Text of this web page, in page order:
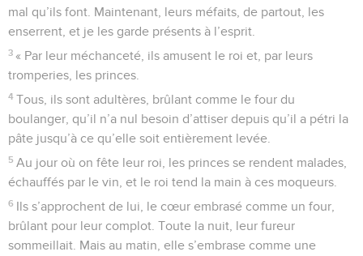
mal qu’ils font. Maintenant, leurs méfaits, de partout, les
enserrent, et je les garde présents à l’esprit.
3 « Par leur méchanceté, ils amusent le roi et, par leurs
tromperies, les princes.
4 Tous, ils sont adultères, brûlant comme le four du
boulanger, qu’il n’a nul besoin d’attiser depuis qu’il a pétri la
pâte jusqu’à ce qu’elle soit entièrement levée.
5 Au jour où on fête leur roi, les princes se rendent malades,
échauffés par le vin, et le roi tend la main à ces moqueurs.
6 Ils s’approchent de lui, le cœur embrasé comme un four,
brûlant pour leur complot. Toute la nuit, leur fureur
sommeillait. Mais au matin, elle s’embrase comme une